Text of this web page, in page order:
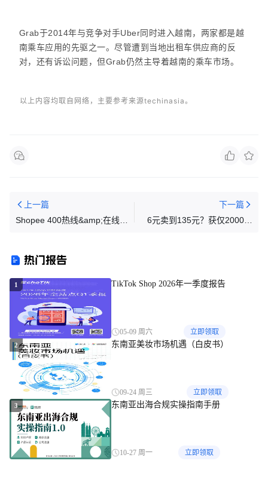
Grab于2014年与竞争对手Uber同时进入越南，两家都是越
南乘车应用的先驱之一。尽管遭到当地出租车供应商的反
对，还有诉讼问题，但Grab仍然主导着越南的乘车市场。
以上内容均取自网络，主要参考来源techinasia。
上一篇
Shopee 400热线&amp;在线聊
下一篇
6元卖到135元？获仅2000万
热门报告
1 TikTok Shop 2026年一季度报告
05-09 周六 立即领取
2 东南亚美妆市场机遇（白皮书）
09-24 周三 立即领取
3 东南亚出海合规实操指南手册
10-27 周一 立即领取